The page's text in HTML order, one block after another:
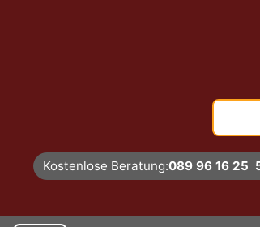
Kostenlose Beratung:089 96 16 25